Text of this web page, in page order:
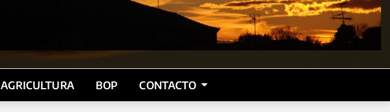
AGRICULTURA BOP CONTACTO